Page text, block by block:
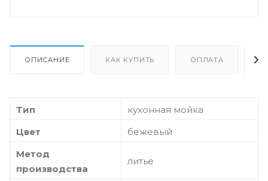
ОПИСАНИЕ КАК КУПИТЬ ОПЛАТА
Тип
кухонная мойка
Цвет
бежевый
Метод
производства
литье